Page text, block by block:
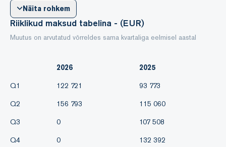
Näita rohkem
Riiklikud maksud tabelina - (EUR)
Muutus on arvutatud võrreldes sama kvartaliga eelmisel aastal
2026
2025
Q1
122 721
93 773
Q2
156 793
115 060
Q3
0
107 508
Q4
0
132 392